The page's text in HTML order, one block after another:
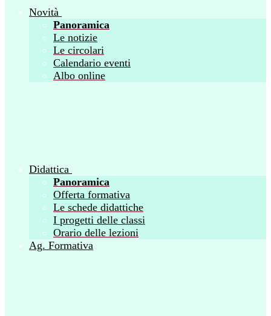
Novità
Panoramica
Le notizie
Le circolari
Calendario eventi
Albo online
Didattica
Panoramica
Offerta formativa
Le schede didattiche
I progetti delle classi
Orario delle lezioni
Ag. Formativa